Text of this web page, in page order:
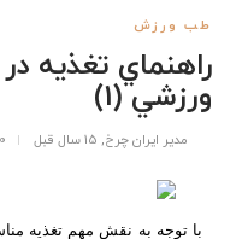
طب ورزش
راهنماي تغذيه
ورزشي (1)
مدیر ایران چرخ, 15 سال قبل 0
با توجه به نقش مهم تغذيه